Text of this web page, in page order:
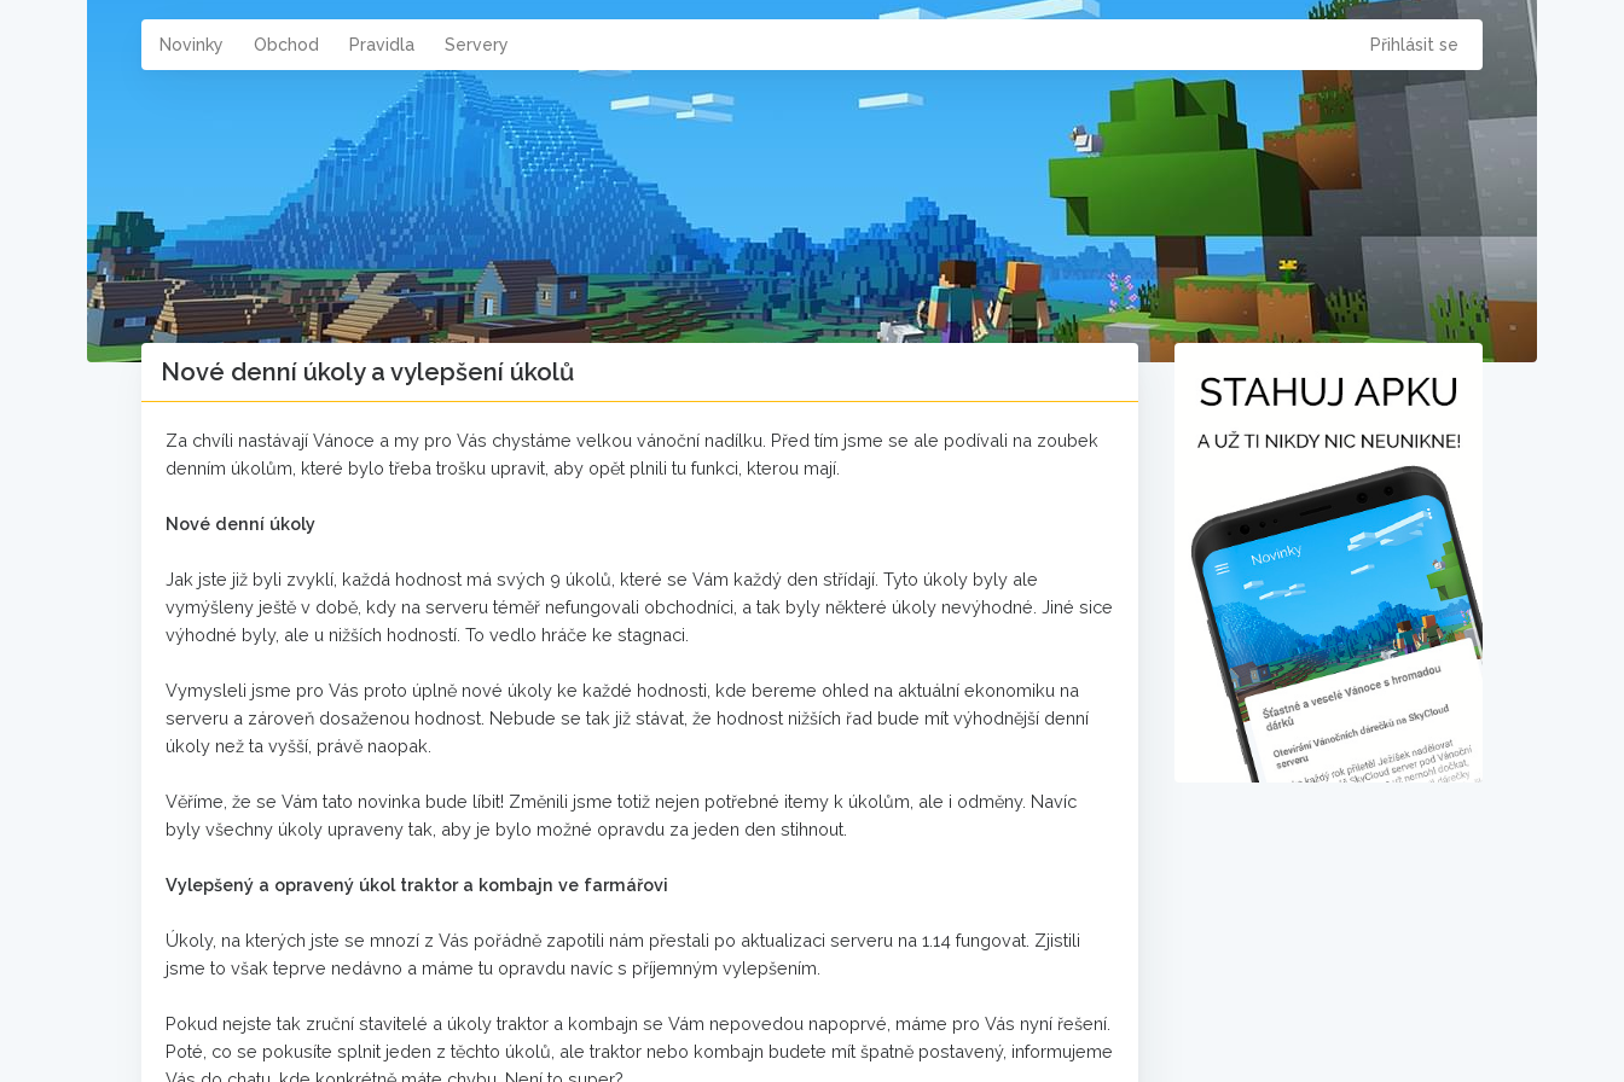
Novinky Obchod Pravidla Servery Přihlásit se
Nové denní úkoly a vylepšení úkolů
Za chvíli nastávají Vánoce a my pro Vás chystáme velkou vánoční nadílku. Před tím jsme se ale podívali na zoubek
denním úkolům, které bylo třeba trošku upravit, aby opět plnili tu funkci, kterou mají.
Nové denní úkoly
Jak jste již byli zvyklí, každá hodnost má svých 9 úkolů, které se Vám každý den střídají. Tyto úkoly byly ale
vymýšleny ještě v době, kdy na serveru téměř nefungovali obchodníci, a tak byly některé úkoly nevýhodné. Jiné sice
výhodné byly, ale u nižších hodností. To vedlo hráče ke stagnaci.
Vymysleli jsme pro Vás proto úplně nové úkoly ke každé hodnosti, kde bereme ohled na aktuální ekonomiku na
serveru a zároveň dosaženou hodnost. Nebude se tak již stávat, že hodnost nižších řad bude mít výhodnější denní
úkoly než ta vyšší, právě naopak.
Věříme, že se Vám tato novinka bude líbit! Změnili jsme totiž nejen potřebné itemy k úkolům, ale i odměny. Navíc
byly všechny úkoly upraveny tak, aby je bylo možné opravdu za jeden den stihnout.
Vylepšený a opravený úkol traktor a kombajn ve farmářovi
Úkoly, na kterých jste se mnozí z Vás pořádně zapotili nám přestali po aktualizaci serveru na 1.14 fungovat. Zjistili
jsme to však teprve nedávno a máme tu opravdu navíc s příjemným vylepšením.
Pokud nejste tak zruční stavitelé a úkoly traktor a kombajn se Vám nepovedou napoprvé, máme pro Vás nyní řešení.
Poté, co se pokusíte splnit jeden z těchto úkolů, ale traktor nebo kombajn budete mít špatně postavený, informujeme